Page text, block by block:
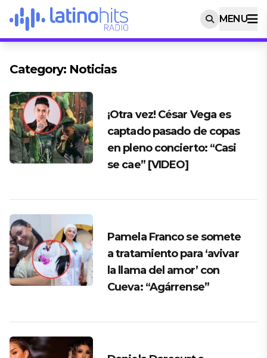
MENU
Category: Noticias
¡Otra vez! César Vega es
captado pasado de copas
en pleno concierto: “Casi
se cae” [VIDEO]
Pamela Franco se somete
a tratamiento para ‘avivar
la llama del amor’ con
Cueva: “Agárrense”